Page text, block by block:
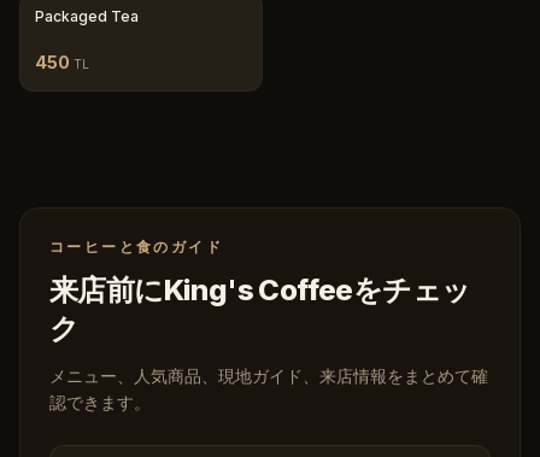
Packaged Tea
450 TL
コーヒーと食のガイド
来店前にKing's Coffeeをチェッ
ク
メニュー、人気商品、現地ガイド、来店情報をまとめて確
認できます。